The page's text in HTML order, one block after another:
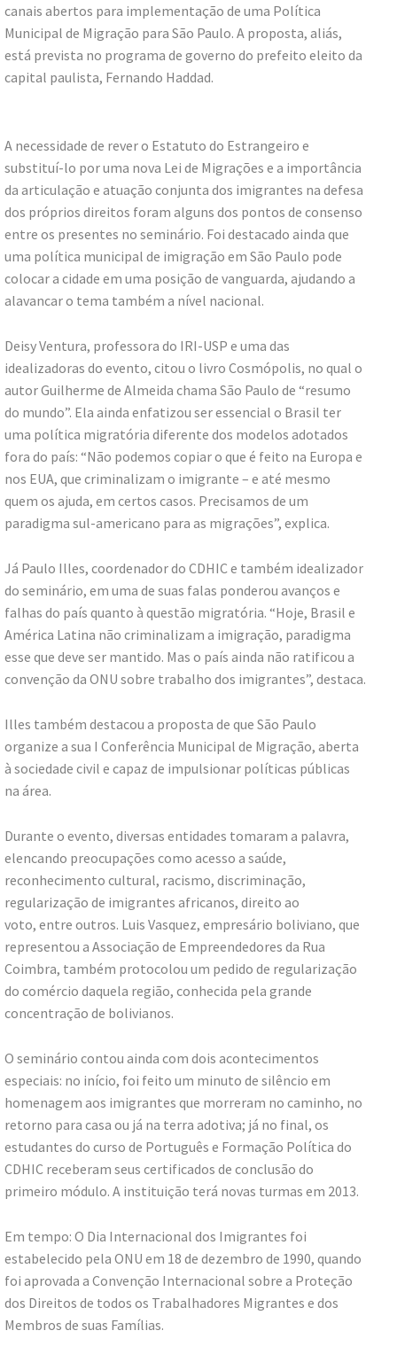
canais abertos para implementação de uma Política
Municipal de Migração para São Paulo. A proposta, aliás,
está prevista no programa de governo do prefeito eleito da
capital paulista, Fernando Haddad.
A necessidade de rever o Estatuto do Estrangeiro e
substituí-lo por uma nova Lei de Migrações e a importância
da articulação e atuação conjunta dos imigrantes na defesa
dos próprios direitos foram alguns dos pontos de consenso
entre os presentes no seminário. Foi destacado ainda que
uma política municipal de imigração em São Paulo pode
colocar a cidade em uma posição de vanguarda, ajudando a
alavancar o tema também a nível nacional.
Deisy Ventura, professora do IRI-USP e uma das
idealizadoras do evento, citou o livro Cosmópolis, no qual o
autor Guilherme de Almeida chama São Paulo de “resumo
do mundo”. Ela ainda enfatizou ser essencial o Brasil ter
uma política migratória diferente dos modelos adotados
fora do país: “Não podemos copiar o que é feito na Europa e
nos EUA, que criminalizam o imigrante – e até mesmo
quem os ajuda, em certos casos. Precisamos de um
paradigma sul-americano para as migrações”, explica.
Já Paulo Illes, coordenador do CDHIC e também idealizador
do seminário, em uma de suas falas ponderou avanços e
falhas do país quanto à questão migratória. “Hoje, Brasil e
América Latina não criminalizam a imigração, paradigma
esse que deve ser mantido. Mas o país ainda não ratificou a
convenção da ONU sobre trabalho dos imigrantes”, destaca.
Illes também destacou a proposta de que São Paulo
organize a sua I Conferência Municipal de Migração, aberta
à sociedade civil e capaz de impulsionar políticas públicas
na área.
Durante o evento, diversas entidades tomaram a palavra,
elencando preocupações como acesso a saúde,
reconhecimento cultural, racismo, discriminação,
regularização de imigrantes africanos, direito ao
voto, entre outros. Luis Vasquez, empresário boliviano, que
representou a Associação de Empreendedores da Rua
Coimbra, também protocolou um pedido de regularização
do comércio daquela região, conhecida pela grande
concentração de bolivianos.
O seminário contou ainda com dois acontecimentos
especiais: no início, foi feito um minuto de silêncio em
homenagem aos imigrantes que morreram no caminho, no
retorno para casa ou já na terra adotiva; já no final, os
estudantes do curso de Português e Formação Política do
CDHIC receberam seus certificados de conclusão do
primeiro módulo. A instituição terá novas turmas em 2013.
Em tempo: O Dia Internacional dos Imigrantes foi
estabelecido pela ONU em 18 de dezembro de 1990, quando
foi aprovada a Convenção Internacional sobre a Proteção
dos Direitos de todos os Trabalhadores Migrantes e dos
Membros de suas Famílias.